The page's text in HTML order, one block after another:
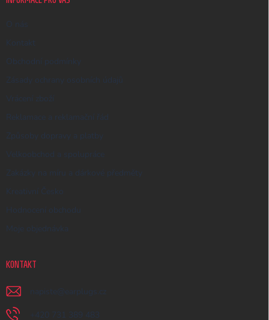
O nás
Kontakt
Obchodní podmínky
Zásady ochrany osobních údajů
Vrácení zboží
Reklamace a reklamační řád
Způsoby dopravy a platby
Velkoobchod a spolupráce
Zakázky na míru a dárkové předměty
Kreativní Česko
Hodnocení obchodu
Moje objednávka
KONTAKT
napiste @ earplugs.cz
+420 731 389 483